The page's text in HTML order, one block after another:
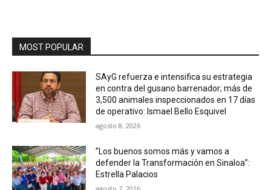
MOST POPULAR
SAyG refuerza e intensifica su estrategia
en contra del gusano barrenador; más de
3,500 animales inspeccionados en 17 días
de operativo: Ismael Bello Esquivel
agosto 8, 2026
”Los buenos somos más y vamos a
defender la Transformación en Sinaloa”:
Estrella Palacios